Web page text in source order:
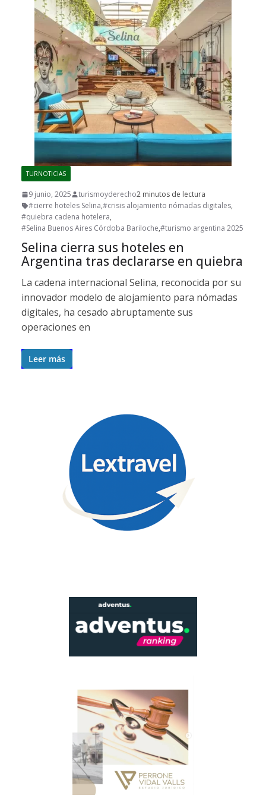
TURNOTICIAS
9 junio, 2025 turismoyderecho2 minutos de lectura
#cierre hoteles Selina,#crisis alojamiento nómadas digitales,
#quiebra cadena hotelera,
#Selina Buenos Aires Córdoba Bariloche,#turismo argentina 2025
Selina cierra sus hoteles en
Argentina tras declararse en quiebra
La cadena internacional Selina, reconocida por su
innovador modelo de alojamiento para nómadas
digitales, ha cesado abruptamente sus
operaciones en
Leer más